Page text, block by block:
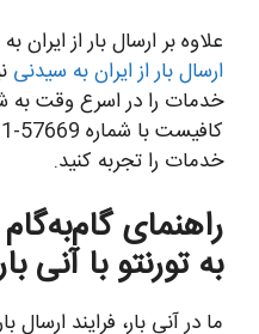
علاوه بر ارسال بار از ایران
ارسال بار از ایران به سیدنی
خدمات را در اسرع وقت به
خدمات را تجربه کنید.
راهنمای
به تورنتو با آنی